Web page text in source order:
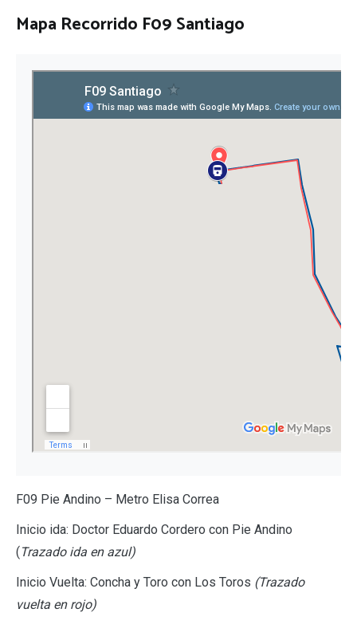
Mapa Recorrido F09 Santiago
F09 Pie Andino – Metro Elisa Correa
Inicio ida: Doctor Eduardo Cordero con Pie Andino
(Trazado ida en azul)
Inicio Vuelta: Concha y Toro con Los Toros (Trazado
vuelta en rojo)